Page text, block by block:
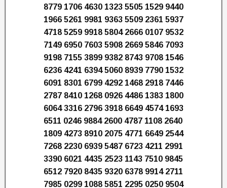
8779 1706 4630 1323 5505 1529 9440
1966 5261 9981 9363 5509 2361 5937
4718 5259 9918 5804 2666 0107 9532
7149 6950 7603 5908 2669 5846 7093
9198 7155 3899 9382 8743 9708 1546
6236 4241 6394 5060 8939 7790 1532
6091 8301 6799 4292 1468 2918 7446
2787 8410 1268 0926 4486 1383 1800
6064 3316 2796 3918 6649 4574 1693
6511 0246 9884 2600 4787 1108 2640
1809 4273 8910 2075 4771 6649 2544
7268 2230 6939 5487 6723 4211 2991
3390 6021 4435 2523 1143 7510 9845
6512 7920 8435 9320 6378 9914 2711
7985 0299 1088 5851 2295 0250 9504